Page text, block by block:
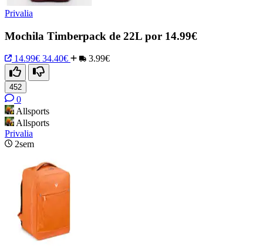
Privalia
Mochila Timberpack de 22L por 14.99€
14.99€ 34.40€ 3.99€
452
0
Allsports
Allsports
Privalia
2sem